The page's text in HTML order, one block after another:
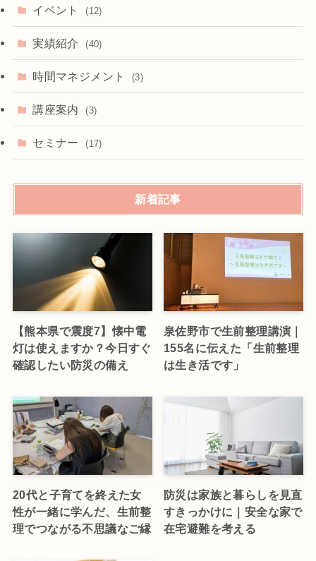
イベント (12)
実績紹介 (40)
時間マネジメント (3)
講座案内 (3)
セミナー (17)
新着記事
【熊本県で震度7】懐中電
灯は使えますか？今日すぐ
確認したい防災の備え
泉佐野市で生前整理講演｜
155名に伝えた「生前整理
は生き活です」
20代と子育てを終えた女
性が一緒に学んだ、生前整
理でつながる不思議なご縁
防災は家族と暮らしを見直
すきっかけに｜安全な家で
在宅避難を考える